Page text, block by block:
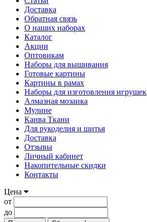
Доставка
Обратная связь
О наших наборах
Каталог
Акции
Оптовикам
Наборы для вышивания
Готовые картины
Картины в рамах
Наборы для изготовления игрушек
Алмазная мозаика
Мулине
Канва Ткани
Для рукоделия и шитья
Доставка
Отзывы
Личный кабинет
Накопительные скидки
Контакты
Цена
от
до